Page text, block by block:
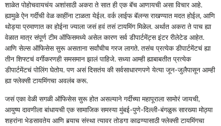
शाळेत पोहोचवायचंय अशांसाठी अकरा ते सात ही एक बॅच आणायची असा विचार आहे.
ह्यामुळे ऐन गर्दीची वेळ काहींना टाळता येईल. वर्क लाईफ बॅलन्स राखण्यात मदत होईल, आणि
थोड्या प्रमाणात का होईना ज्याला जसं हवं तसं टायमिंग मिळेल. अर्थात अकरा ते पाच ह्या
वेळात मात्र संपूर्ण टीम ऑफिसमध्ये असेल कारण सर्व डीपार्टमेंट्स इंटर रीलेटेड आहेत.
आणि सेल्स ऑफिसेस सुरू असताना सर्वांचीच गरज लागते. तसंच प्रत्येक डीपार्टमेंटचं ह्या
तीन शिफ्टचं वर्गीकरणही समसमान झालं पाहिजे. सध्या आम्ही ह्याबाबतीत प्रत्येक
डीपार्टमेंटचं पोलिंग घेतोय. पण असं दिसतंय की सर्वसाधारणपणे येत्या जून-जुलैपासून आम्ही
ह्या फ्लेक्सी टायमिंगचा अवलंब करू.
जसं एका वेळी सगळी ऑफिसेस सुरू होत असल्याने गर्दीच्या महापूराला सामोरं जायची,
आयुष्य दावणीला बांधायची एक सामाजिक समस्या मुंबई-पुणे-दिल्ली-बंगळुरू सारख्या मोठ्या
शहरांना भेडसावतेय आणि बर्‍याच संस्था त्यावर तोडगा काढण्यासाठी फ्लेक्सी टायमिंगचा